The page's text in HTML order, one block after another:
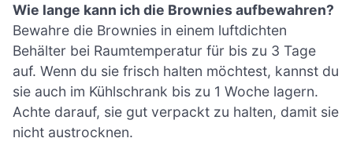
Wie lange kann ich die Brownies aufbewahren?
Bewahre die Brownies in einem luftdichten
Behälter bei Raumtemperatur für bis zu 3 Tage
auf. Wenn du sie frisch halten möchtest, kannst du
sie auch im Kühlschrank bis zu 1 Woche lagern.
Achte darauf, sie gut verpackt zu halten, damit sie
nicht austrocknen.